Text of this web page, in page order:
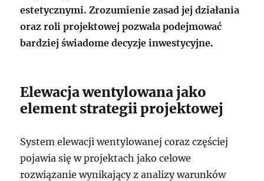
estetycznymi. Zrozumienie zasad jej działania
oraz roli projektowej pozwala podejmować
bardziej świadome decyzje inwestycyjne.
Elewacja wentylowana jako
element strategii projektowej
System elewacji wentylowanej coraz częściej
pojawia się w projektach jako celowe
rozwiązanie wynikający z analizy warunków